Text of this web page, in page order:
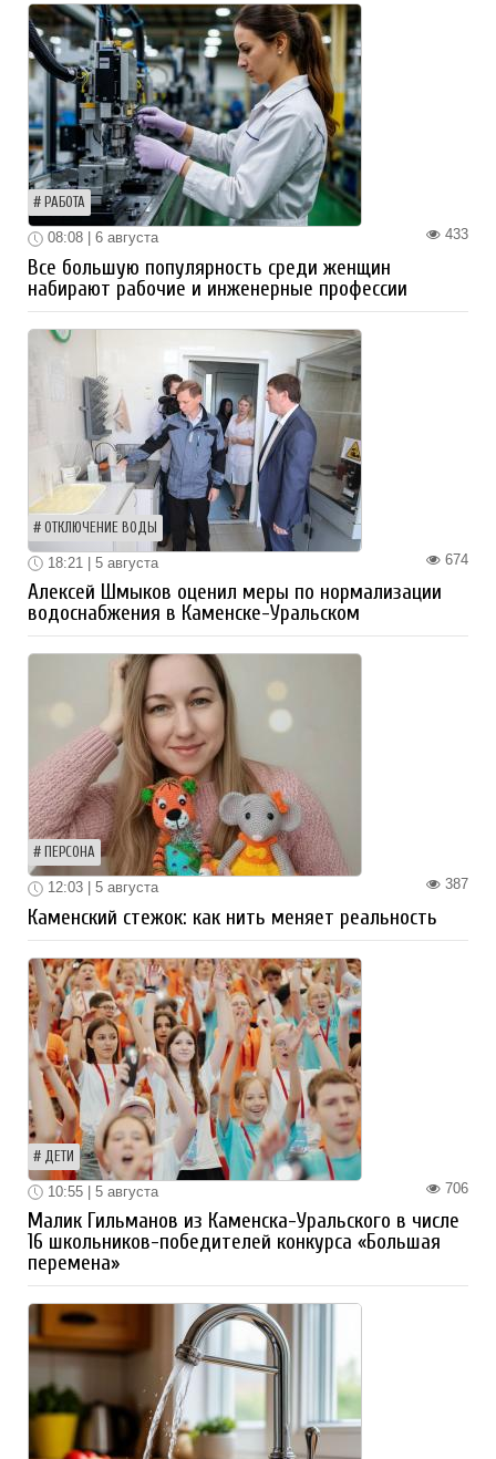
РАБОТА
433
08:08 | 6 августа
Все большую популярность среди женщин
набирают рабочие и инженерные профессии
ОТКЛЮЧЕНИЕ ВОДЫ
674
18:21 | 5 августа
Алексей Шмыков оценил меры по нормализации
водоснабжения в Каменске-Уральском
ПЕРСОНА
387
12:03 | 5 августа
Каменский стежок: как нить меняет реальность
ДЕТИ
706
10:55 | 5 августа
Малик Гильманов из Каменска-Уральского в числе
16 школьников-победителей конкурса «Большая
перемена»